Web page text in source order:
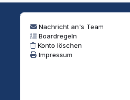
Nachricht an's Team
Boardregeln
Konto löschen
Impressum